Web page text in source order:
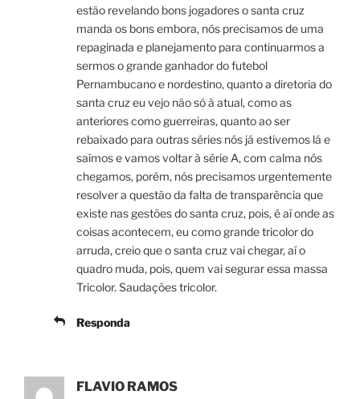
estão revelando bons jogadores o santa cruz
manda os bons embora, nós precisamos de uma
repaginada e planejamento para continuarmos a
sermos o grande ganhador do futebol
Pernambucano e nordestino, quanto a diretoria do
santa cruz eu vejo não só à atual, como as
anteriores como guerreiras, quanto ao ser
rebaixado para outras séries nós já estivemos lá e
saímos e vamos voltar à série A, com calma nós
chegamos, porém, nós precisamos urgentemente
resolver a questão da falta de transparência que
existe nas gestões do santa cruz, pois, é aí onde as
coisas acontecem, eu como grande tricolor do
arruda, creio que o santa cruz vai chegar, aí o
quadro muda, pois, quem vai segurar essa massa
Tricolor. Saudações tricolor.
Responda
FLAVIO RAMOS